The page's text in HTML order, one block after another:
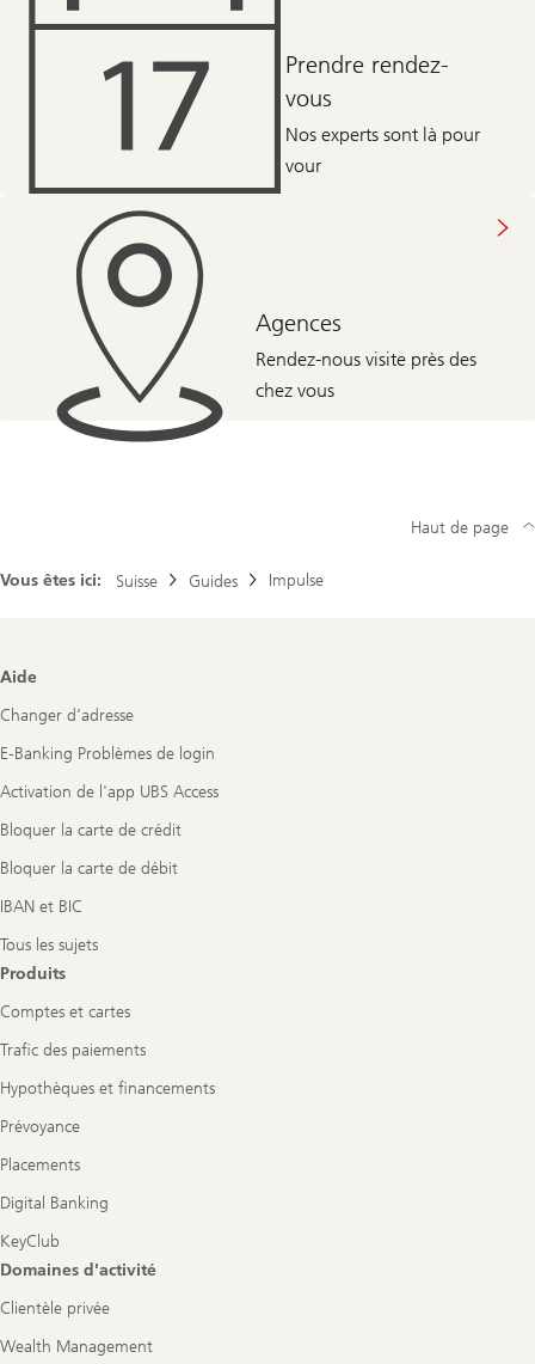
Prendre rendez-
vous
Nos experts sont là pour
vour
Agences
Rendez-nous visite près des
chez vous
Vous êtes ici: Suisse Guides Impulse
Haut de page
Footer
Aide
Changer d’adresse
E-Banking Problèmes de login
Activation de l'app UBS Access
Bloquer la carte de crédit
Bloquer la carte de débit
IBAN et BIC
Tous les sujets
Produits
Comptes et cartes
Trafic des paiements
Hypothèques et financements
Prévoyance
Placements
Digital Banking
KeyClub
Domaines d'activité
Clientèle privée
Wealth Management